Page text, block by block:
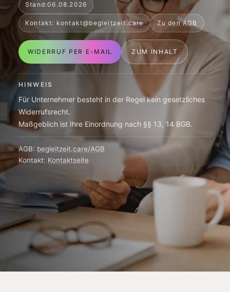
Stand:06.08.2026
Kontakt: kontakt@begleitzeit.care Zu den AGB
WIDERRUF PER E-MAIL ZUM INHALT
HINWEIS
Für Unternehmer besteht in der Regel kein gesetzliches
Widerrufsrecht.
Maßgeblich ist Ihre Einordnung nach §§ 13, 14 BGB.
AGB: begleitzeit.care/AGB
Kontakt: Kontaktseite